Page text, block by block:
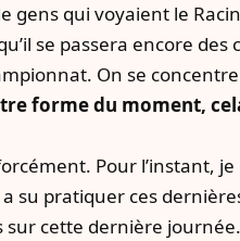
gens qui voyaient le
se passera encore
On se
forme du moment,
Pour l’instant, je
su pratiquer ces
sur cette dernière